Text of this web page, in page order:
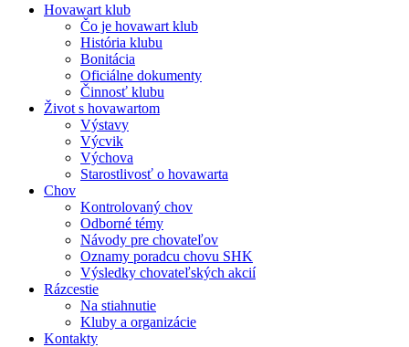
Hovawart klub
Čo je hovawart klub
História klubu
Bonitácia
Oficiálne dokumenty
Činnosť klubu
Život s hovawartom
Výstavy
Výcvik
Výchova
Starostlivosť o hovawarta
Chov
Kontrolovaný chov
Odborné témy
Návody pre chovateľov
Oznamy poradcu chovu SHK
Výsledky chovateľských akcií
Rázcestie
Na stiahnutie
Kluby a organizácie
Kontakty